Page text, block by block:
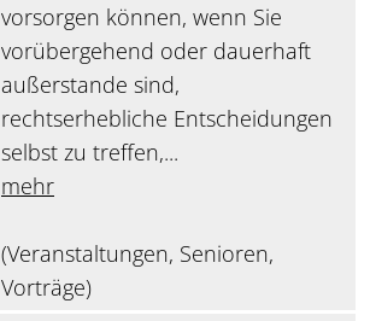
vorsorgen können, wenn Sie
vorübergehend oder dauerhaft
außerstande sind,
rechtserhebliche Entscheidungen
selbst zu treffen,...
mehr
(Veranstaltungen, Senioren,
Vorträge)